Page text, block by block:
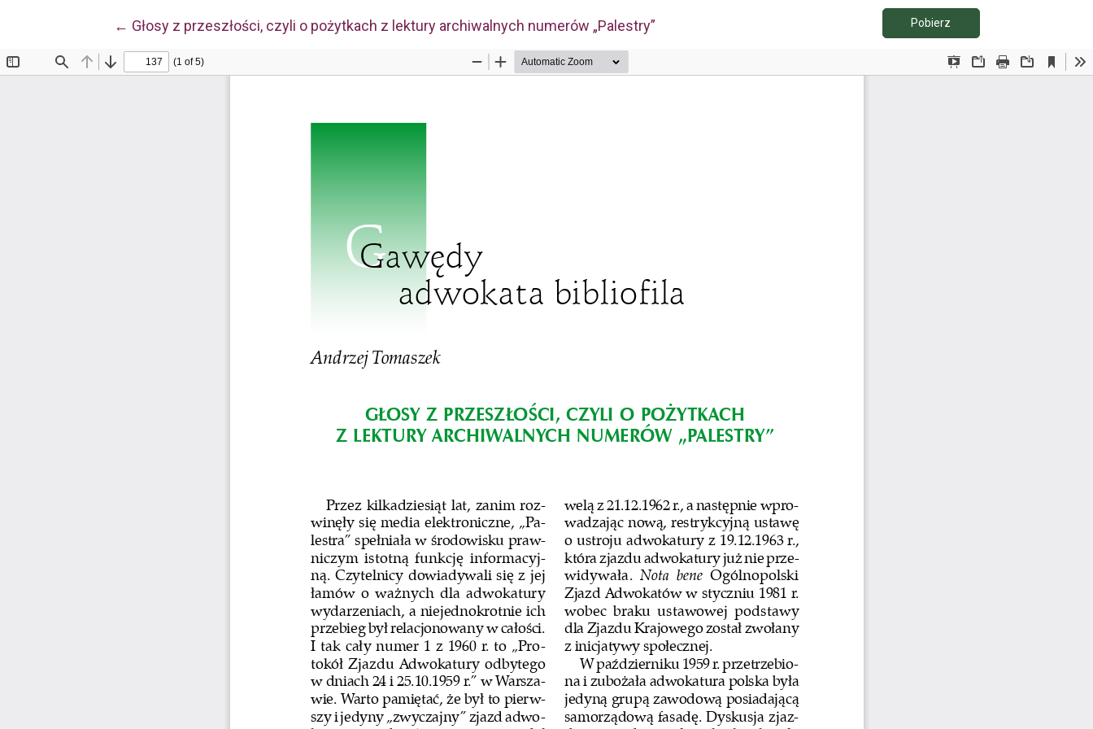
← Wróć do szczegółów artykułu
Głosy z przeszłości, czyli o pożytkach z lektury archiwalnych numerów „Palestry” Pobierz